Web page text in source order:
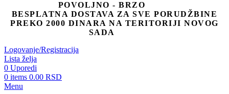
POVOLJNO - BRZO
BESPLATNA DOSTAVA ZA SVE PORUDŽBINE
PREKO 2000 DINARA NA TERITORIJI NOVOG
SADA
Logovanje/Registracija
Lista želja
0 Uporedi
0 items 0.00 RSD
Menu